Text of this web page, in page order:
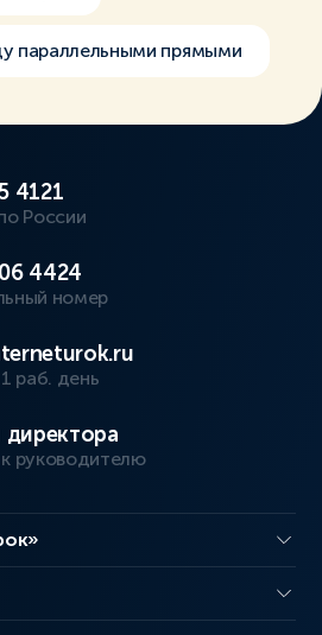
параллельными прямыми
4121
России
4424
номер
раб. день
директора
руководителю